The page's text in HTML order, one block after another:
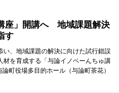
座」開講へ 地域課題解決
す
、地域課題の解決に向けた試行錯誤
材を育成する「与論イノベーんちゅ講
町役場多目的ホール（与論町茶花）